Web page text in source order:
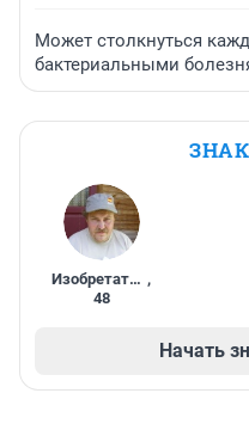
Может столкнуться
бактериальными
Изобретатель ,
48
Начать